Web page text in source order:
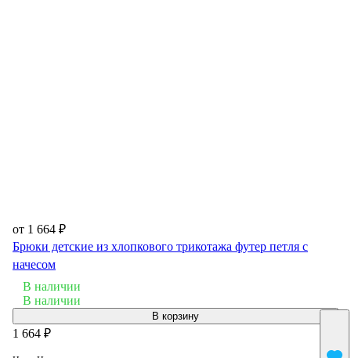
от 1 664 ₽
Брюки детские из хлопкового трикотажа футер петля с
начесом
В наличии
В наличии
В корзину
1 664 ₽